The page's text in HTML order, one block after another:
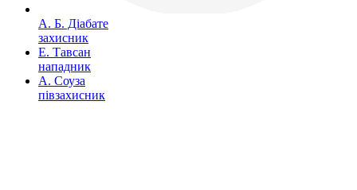
А. Б. Діабате
захисник
Е. Тавсан
нападник
А. Соуза
півзахисник